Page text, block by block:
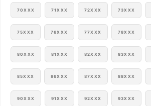
70XXX 71XXX 72XXX 73XXX
75XXX 76XXX 77XXX 78XXX
80XXX 81XXX 82XXX 83XXX
85XXX 86XXX 87XXX 88XXX
90XXX 91XXX 92XXX 93XXX